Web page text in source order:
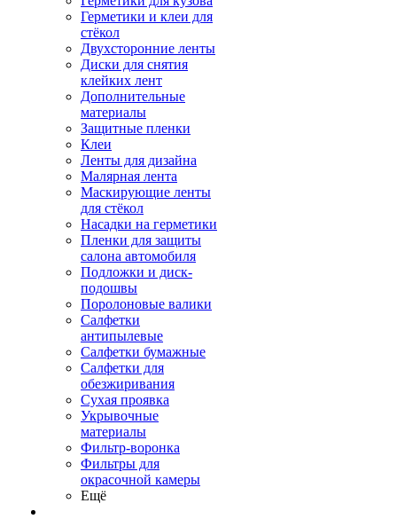
Герметики и клеи для
стёкол
Двухсторонние ленты
Диски для снятия
клейких лент
Дополнительные
материалы
Защитные пленки
Клеи
Ленты для дизайна
Малярная лента
Маскирующие ленты
для стёкол
Насадки на герметики
Пленки для защиты
салона автомобиля
Подложки и диск-
подошвы
Поролоновые валики
Салфетки
антипылевые
Салфетки бумажные
Салфетки для
обезжиривания
Сухая проявка
Укрывочные
материалы
Фильтр-воронка
Фильтры для
окрасочной камеры
Ещё